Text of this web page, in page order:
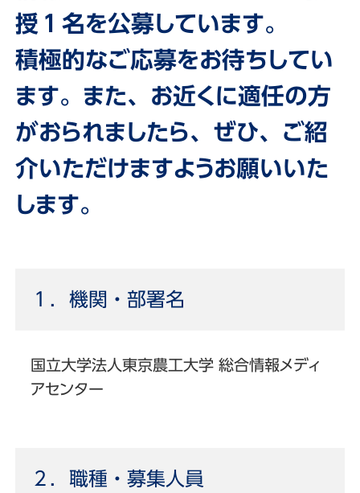
授１名を公募しています。
積極的なご応募をお待ちしてい
ます。また、お近くに適任の方
がおられましたら、ぜひ、ご紹
介いただけますようお願いいた
します。
１．機関・部署名
国立大学法人東京農工大学 総合情報メディ
アセンター
２．職種・募集人員